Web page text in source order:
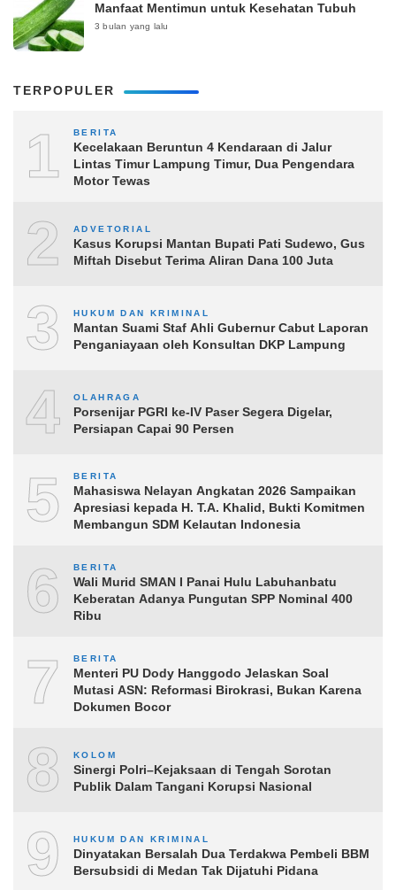
Manfaat Mentimun untuk Kesehatan Tubuh
3 bulan yang lalu
TERPOPULER
1 BERITA
Kecelakaan Beruntun 4 Kendaraan di Jalur
Lintas Timur Lampung Timur, Dua Pengendara
Motor Tewas
2 ADVETORIAL
Kasus Korupsi Mantan Bupati Pati Sudewo, Gus
Miftah Disebut Terima Aliran Dana 100 Juta
3 HUKUM DAN KRIMINAL
Mantan Suami Staf Ahli Gubernur Cabut Laporan
Penganiayaan oleh Konsultan DKP Lampung
4 OLAHRAGA
Porsenijar PGRI ke-IV Paser Segera Digelar,
Persiapan Capai 90 Persen
5 BERITA
Mahasiswa Nelayan Angkatan 2026 Sampaikan
Apresiasi kepada H. T.A. Khalid, Bukti Komitmen
Membangun SDM Kelautan Indonesia
6 BERITA
Wali Murid SMAN I Panai Hulu Labuhanbatu
Keberatan Adanya Pungutan SPP Nominal 400
Ribu
7 BERITA
Menteri PU Dody Hanggodo Jelaskan Soal
Mutasi ASN: Reformasi Birokrasi, Bukan Karena
Dokumen Bocor
8 KOLOM
Sinergi Polri–Kejaksaan di Tengah Sorotan
Publik Dalam Tangani Korupsi Nasional
9 HUKUM DAN KRIMINAL
Dinyatakan Bersalah Dua Terdakwa Pembeli BBM
Bersubsidi di Medan Tak Dijatuhi Pidana